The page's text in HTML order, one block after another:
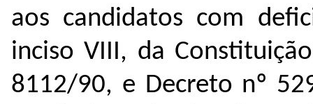
aos candidatos com
inciso VIII, da
8112/90, e Decreto nº